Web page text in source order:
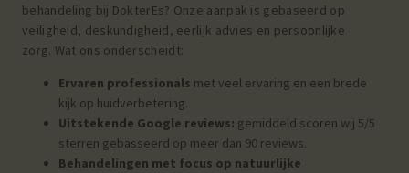
behandeling bij DokterEs? Onze aanpak is gebaseerd op
veiligheid, deskundigheid, eerlijk advies en persoonlijke
zorg. Wat ons onderscheidt:
Ervaren professionals met veel ervaring en een brede
kijk op huidverbetering.
Uitstekende Google reviews: gemiddeld scoren wij 5/5
sterren gebasseerd op meer dan 90 reviews.
Behandelingen met focus op natuurlijke